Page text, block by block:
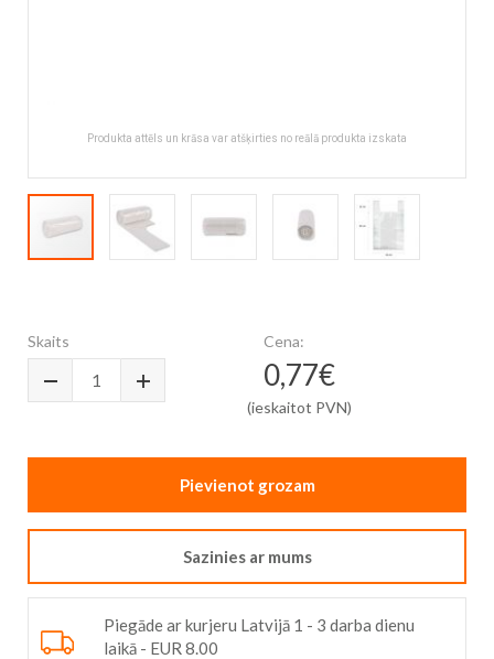
Skaits Cena:
0,77€
(ieskaitot PVN)
Pievienot grozam
Sazinies ar mums
Piegāde ar kurjeru Latvijā 1 - 3 darba dienu
laikā - EUR 8.00
Produkta attēls un krāsa var atšķirties no reālā produkta izskata
beginning